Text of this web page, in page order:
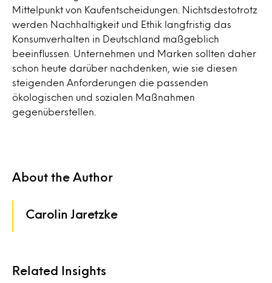
Mittelpunkt von Kaufentscheidungen. Nichtsdestotrotz
werden Nachhaltigkeit und Ethik langfristig das
Konsumverhalten in Deutschland maßgeblich
beeinflussen. Unternehmen und Marken sollten daher
schon heute darüber nachdenken, wie sie diesen
steigenden Anforderungen die passenden
ökologischen und sozialen Maßnahmen
gegenüberstellen.
About the Author
Carolin Jaretzke
Related Insights